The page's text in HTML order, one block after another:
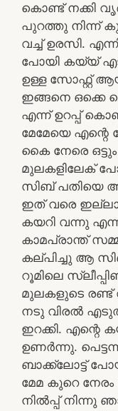
കൊണ്ട് നക്കി
പുറത്തു നിന്ന്
വച്ച് ഉരസി.
പോയി കയ്യ്
ഉള്ള സോഫ്റ്റ്‌
ഇങ്ങനെ ഒക്കെ
എന്ന് ഉറപ്പ്
മേമേയെ എന്റെ
കൈ നേരെ
മുലകളിലേക്
സിബ് പതിയെ
ഇത് വരെ
കയറി വന്നു
കാമപ്രാന്ത്
കല്പിച്ചു ആ
റൂമിലെ
മുലകളുടെ രണ്ട്
നടു വിരൽ
ഇറക്കി. എന്റെ
ഉണർന്നു.
ബാക്ക്ലോട്ട്
മേമ കുറെ നേരം
നിൽപ്പ് നിന്നു